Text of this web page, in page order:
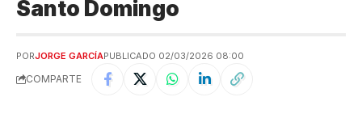
Santo Domingo
PORJORGE GARCÍAPUBLICADO 02/03/2026 08:00
COMPARTE